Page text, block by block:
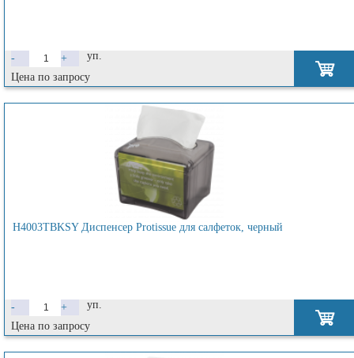
- +
уп.
Цена по запросу
H4003TBKSY Диспенсер Protissue для салфеток, черный
- +
уп.
Цена по запросу